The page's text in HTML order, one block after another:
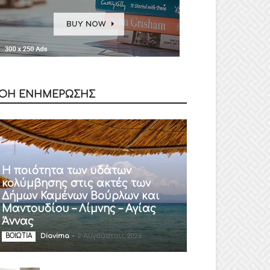
ΕΝΗΜΕΡΩΣΗΣ
Η ποιότητα των υδάτων
κολύμβησης στις ακτές των
Δήμων Καμένων Βούρλων και
Μαντουδίου – Λίμνης – Αγίας
Άννας
ΒΟΙΩΤΙΑ Diavima - 2 Αυγούστου, 2026